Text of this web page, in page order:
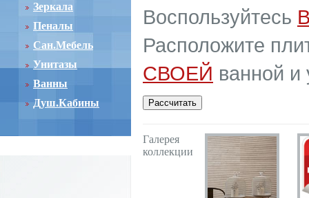
Зеркала
Пеналы
Сан.Мебель
Унитазы
Ванны
Душ.Кабины
Воспользуйтесь
Расположите
СВОЕЙ ванной и
Галерея
коллекции